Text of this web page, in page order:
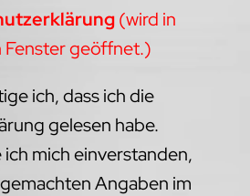
(wird in
Fenster geöffnet.)
ich, dass ich die
gelesen habe.
mich einverstanden,
Angaben im